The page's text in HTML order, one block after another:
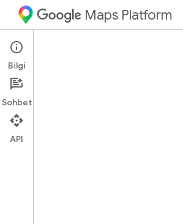
Maps Platform
Web
Rehberler
Bilgi
Sohbet
API